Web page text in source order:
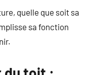
quelle que soit sa
sa fonction